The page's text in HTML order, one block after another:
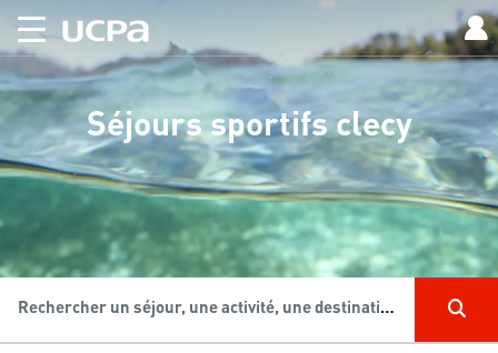
Séjours sportifs clecy
Rechercher un séjour, une activité, une destination...